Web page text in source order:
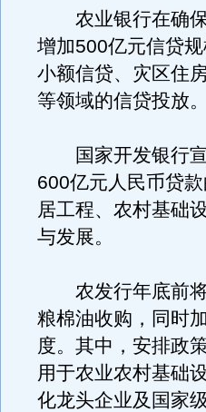
农业银行在确保
增加500亿元信贷
小额信贷、灾区住
等领域的信贷投放。
国家开发银行宣
600亿元人民币贷
居工程、农村基础
与发展。
农发行年底前将
粮棉油收购，同时
度。其中，安排政
用于农业农村基础
化龙头企业及国家